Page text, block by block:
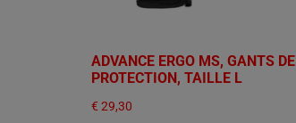
ADVANCE ERGO MS, GANTS DE
PROTECTION, TAILLE L
€ 29,30